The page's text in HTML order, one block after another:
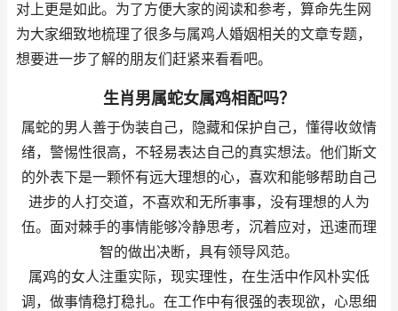
对上更是如此。为了方便大家的阅读和参考，算命先生网
为大家细致地梳理了很多与属鸡人婚姻相关的文章专题，
想要进一步了解的朋友们赶紧来看看吧。
生肖男属蛇女属鸡相配吗？
属蛇的男人善于伪装自己，隐藏和保护自己，懂得收敛情
绪，警惕性很高，不轻易表达自己的真实想法。他们斯文
的外表下是一颗怀有远大理想的心，喜欢和能够帮助自己
进步的人打交道，不喜欢和无所事事，没有理想的人为
伍。面对棘手的事情能够冷静思考，沉着应对，迅速而理
智的做出决断，具有领导风范。
属鸡的女人注重实际，现实理性，在生活中作风朴实低
调，做事情稳打稳扎。在工作中有很强的表现欲，心思细